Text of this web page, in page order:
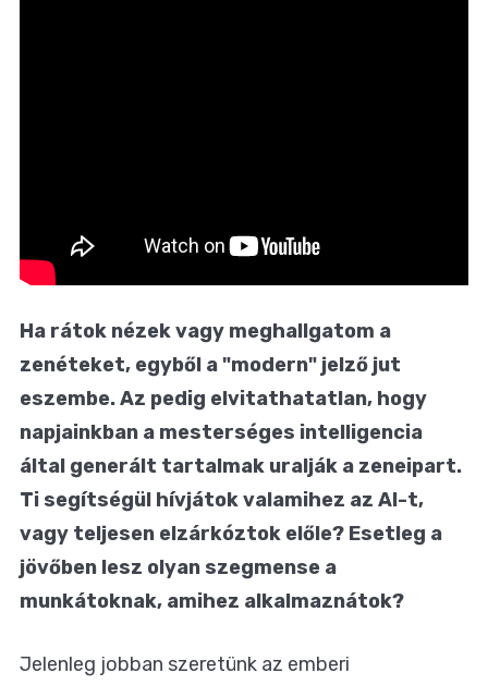
Ha rátok nézek vagy meghallgatom a
zenéteket, egyből a "modern" jelző jut
eszembe. Az pedig elvitathatatlan, hogy
napjainkban a mesterséges intelligencia
által generált tartalmak uralják a zeneipart.
Ti segítségül hívjátok valamihez az AI-t,
vagy teljesen elzárkóztok előle? Esetleg a
jövőben lesz olyan szegmense a
munkátoknak, amihez alkalmaznátok?
Jelenleg jobban szeretünk az emberi